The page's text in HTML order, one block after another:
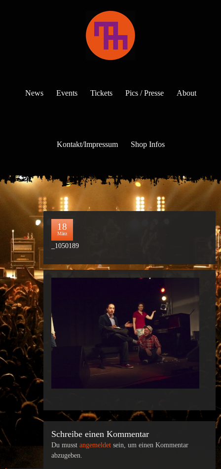
News Events Tickets Pics / Presse About
Kontakt/Impressum Shop Infos
18
März
_1050189
Schreibe einen Kommentar
Du musst angemeldet sein, um einen Kommentar
abzugeben.